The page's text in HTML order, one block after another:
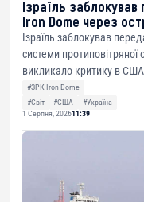
Ізраїль
Iron Dome через
Ізраїль заблокував
системи
викликало критику в
#ЗРК Iron Dome
#Світ
#США
#Україна
1 Серпня, 202611:39